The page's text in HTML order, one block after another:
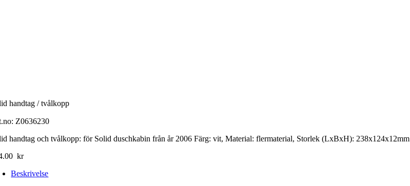
handtag / tvålkopp
Z0636230
handtag och tvålkopp: för Solid duschkabin från år 2006 Färg: vit, Material: flermaterial, Storlek (LxBxH): 238x124x12mm
kr
Beskrivelse